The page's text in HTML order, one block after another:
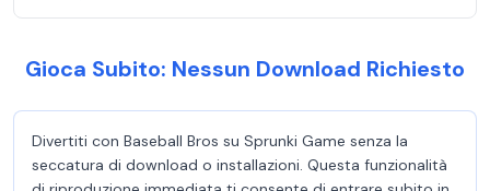
Gioca Subito: Nessun Download Richiesto
Divertiti con Baseball Bros su Sprunki Game senza la
seccatura di download o installazioni. Questa funzionalità